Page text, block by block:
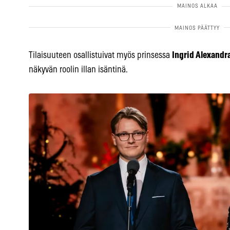
Tilaisuuteen osallistuivat myös prinsessa
Ingrid
näkyvän roolin illan isäntinä.